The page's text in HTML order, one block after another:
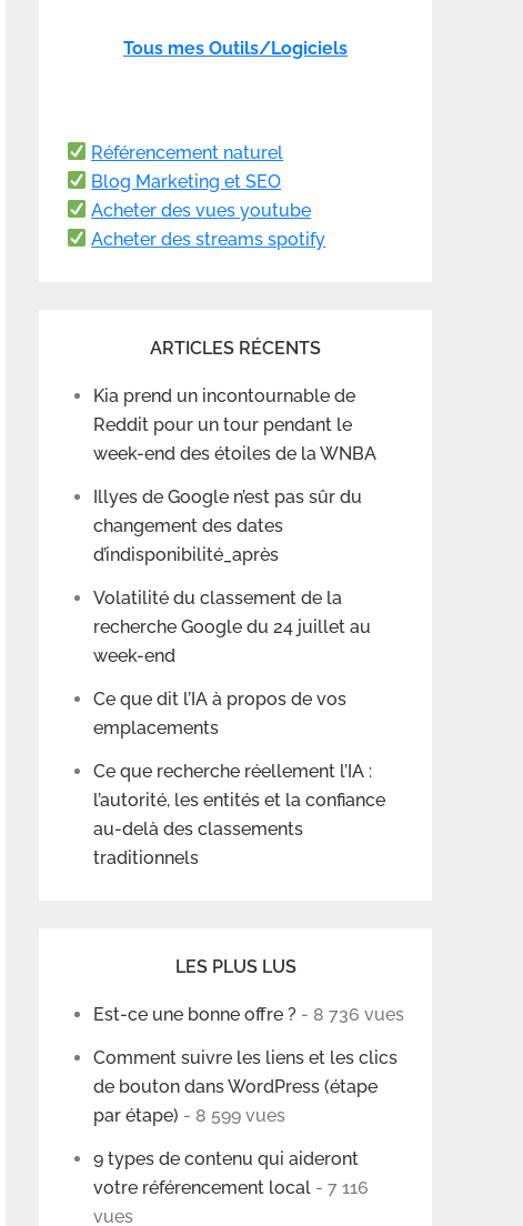
Tous mes Outils/Logiciels
Référencement naturel
Blog Marketing et SEO
Acheter des vues youtube
Acheter des streams spotify
ARTICLES RÉCENTS
Kia prend un incontournable de
Reddit pour un tour pendant le
week-end des étoiles de la WNBA
Illyes de Google n’est pas sûr du
changement des dates
d’indisponibilité_après
Volatilité du classement de la
recherche Google du 24 juillet au
week-end
Ce que dit l’IA à propos de vos
emplacements
Ce que recherche réellement l’IA :
l’autorité, les entités et la confiance
au-delà des classements
traditionnels
LES PLUS LUS
Est-ce une bonne offre ? - 8 736 vues
Comment suivre les liens et les clics
de bouton dans WordPress (étape
par étape) - 8 599 vues
9 types de contenu qui aideront
votre référencement local - 7 116
vues